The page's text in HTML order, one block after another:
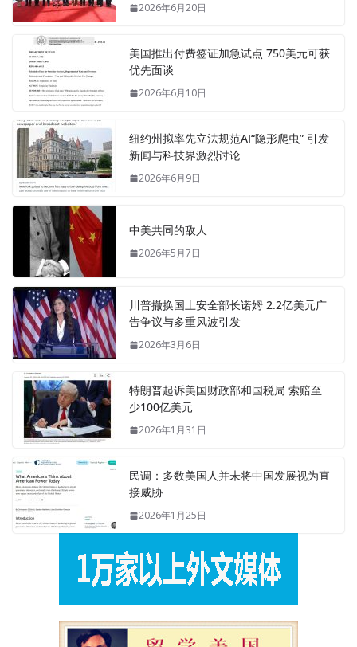
2026年6月20日
美国推出付费签证加急试点 750美元可获
优先面谈
2026年6月10日
纽约州拟率先立法规范AI“隐形爬虫” 引发
新闻与科技界激烈讨论
2026年6月9日
中美共同的敌人
2026年5月7日
川普撤换国土安全部长诺姆 2.2亿美元广
告争议与多重风波引发
2026年3月6日
特朗普起诉美国财政部和国税局 索赔至
少100亿美元
2026年1月31日
民调：多数美国人并未将中国发展视为直
接威胁
2026年1月25日